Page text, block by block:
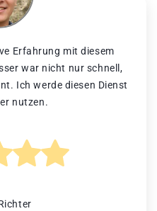
Erfahrung mit diesem
war nicht nur schnell,
Ich werde diesen Dienst
nutzen.